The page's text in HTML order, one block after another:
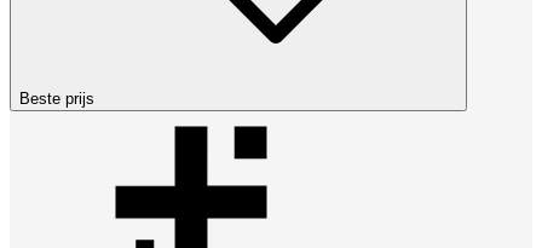
Beste prijs